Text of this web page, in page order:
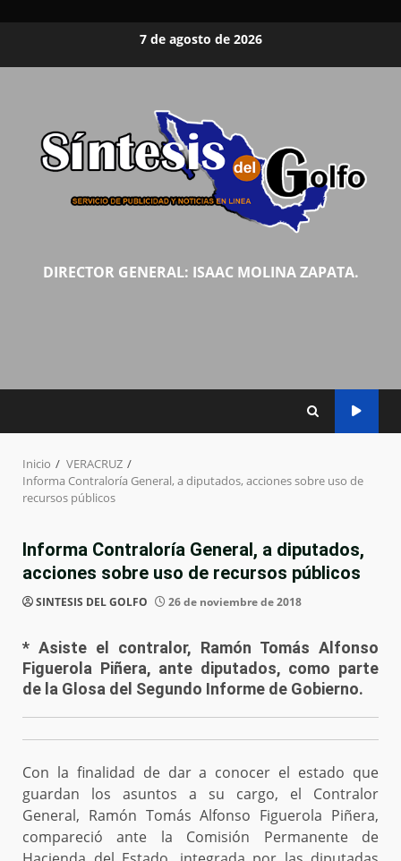
7 de agosto de 2026
DIRECTOR GENERAL: ISAAC MOLINA ZAPATA.
Inicio
VERACRUZ
Informa Contraloría General, a diputados, acciones sobre uso de
recursos públicos
Informa Contraloría General, a diputados,
acciones sobre uso de recursos públicos
SINTESIS DEL GOLFO 26 de noviembre de 2018
* Asiste el contralor, Ramón Tomás Alfonso
Figuerola Piñera, ante diputados, como parte
de la Glosa del Segundo Informe de Gobierno.
Con la finalidad de dar a conocer el estado que
guardan los asuntos a su cargo, el Contralor
General, Ramón Tomás Alfonso Figuerola Piñera,
compareció ante la Comisión Permanente de